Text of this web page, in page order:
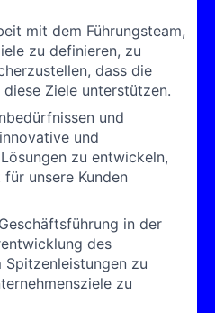
mit dem Führungsteam,
zu definieren, zu
dass die
Ziele unterstützen.
und
und
zu entwickeln,
unsere Kunden
in der
des
zu
zu